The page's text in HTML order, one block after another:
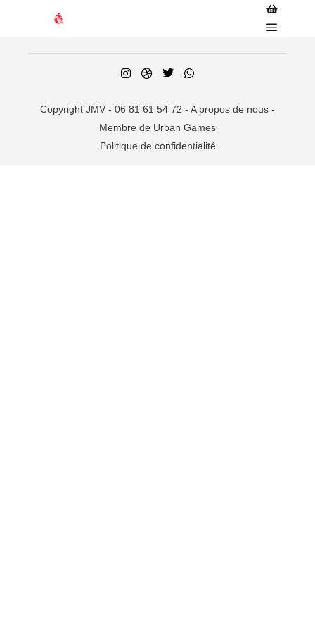
Barre de
Copyright JMV - 06 81 61 54 72 - A propos de nous -
Membre de Urban Games
Politique de confidentialité